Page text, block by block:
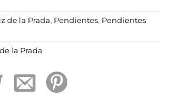
de la Prada, Pendientes, Pendientes
la Prada